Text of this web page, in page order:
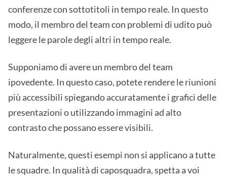
conferenze con sottotitoli in tempo reale. In questo
modo, il membro del team con problemi di udito può
leggere le parole degli altri in tempo reale.
Supponiamo di avere un membro del team
ipovedente. In questo caso, potete rendere le riunioni
più accessibili spiegando accuratamente i grafici delle
presentazioni o utilizzando immagini ad alto
contrasto che possano essere visibili.
Naturalmente, questi esempi non si applicano a tutte
le squadre. In qualità di caposquadra, spetta a voi